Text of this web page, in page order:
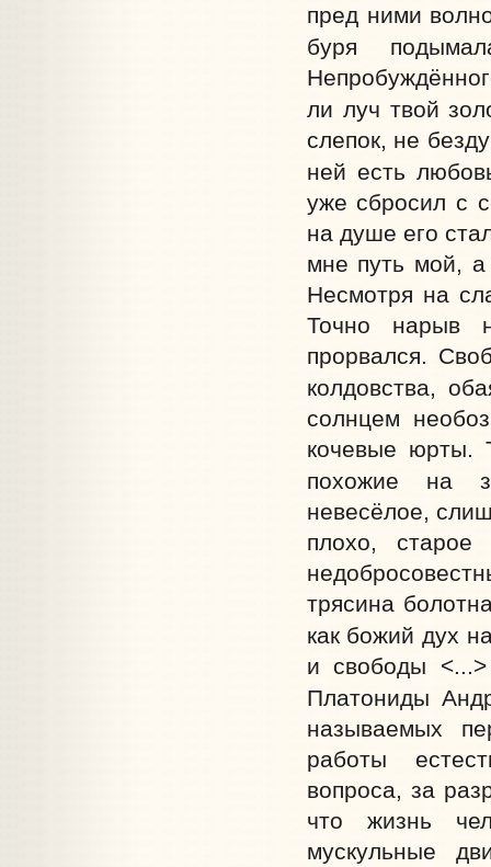
пред ними
буря
ли луч твой
слепок, не
ней есть
уже сбросил с
на душе его
мне путь мой, а
Несмотря на
Точно нарыв
прорвался.
колдовства,
солнцем
кочевые юрты.
похожие на
невесёлое,
плохо, старое
трясина
как божий дух
и свободы
Платониды
называемых
работы
вопроса, за
что жизнь
мускульные